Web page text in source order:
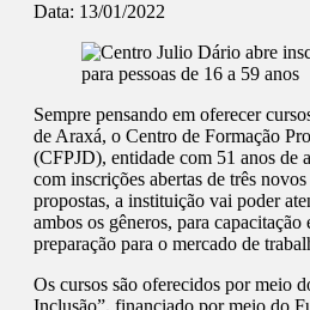
Data: 13/01/2022
Sempre pensando em oferecer
de Araxá, o Centro de Formação
(CFPJD), entidade com 51 anos de
com inscrições abertas de três
propostas, a instituição vai poder
ambos os gêneros, para capacitação
preparação para o mercado de
Os cursos são oferecidos por meio